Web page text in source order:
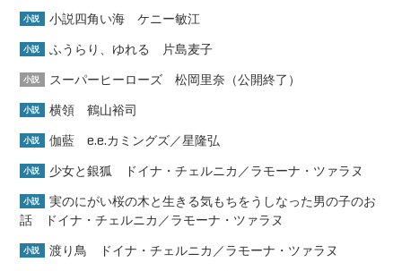
小説 小説四角い海 ケニー敏江
小説 ふうらり、ゆれる 片島麦子
小説 スーパーヒーローズ 松岡里奈（公開終了）
小説 横領 鶴山裕司
小説 伽藍 e.e.カミングズ／星隆弘
小説 少女と銀狐 ドイナ・チェルニカ／ラモーナ・ツァラヌ
小説
実のにがい桜の木と生きる気もちをうしなった男の子のお
話 ドイナ・チェルニカ／ラモーナ・ツァラヌ
小説 渡り鳥 ドイナ・チェルニカ／ラモーナ・ツァラヌ